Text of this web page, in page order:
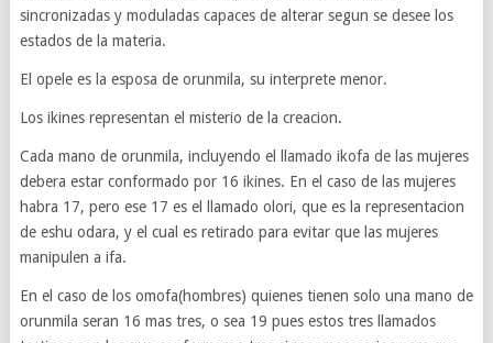
sincronizadas y moduladas capaces de alterar segun se desee los
estados de la materia.
El opele es la esposa de orunmila, su interprete menor.
Los ikines representan el misterio de la creacion.
Cada mano de orunmila, incluyendo el llamado ikofa de las mujeres
debera estar conformado por 16 ikines. En el caso de las mujeres
habra 17, pero ese 17 es el llamado olori, que es la representacion
de eshu odara, y el cual es retirado para evitar que las mujeres
manipulen a ifa.
En el caso de los omofa(hombres) quienes tienen solo una mano de
orunmila seran 16 mas tres, o sea 19 pues estos tres llamados